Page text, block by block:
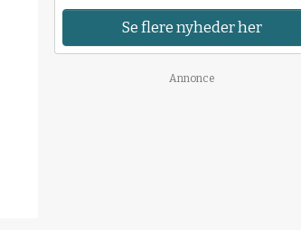
Se flere nyheder her
Annonce